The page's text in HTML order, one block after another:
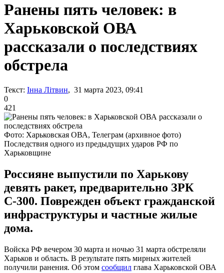
Ранены пять человек: в
Харьковской ОВА
рассказали о последствиях
обстрела
Текст: Інна Літвин, 31 марта 2023, 09:41
0
421
Фото: Харьковская ОВА, Телеграм (архивное фото)
Последствия одного из предыдущих ударов РФ по
Харьковщине
Россияне выпустили по Харькову
девять ракет, предварительно ЗРК
С-300. Поврежден объект гражданской
инфраструктуры и частные жилые
дома.
Войска РФ вечером 30 марта и ночью 31 марта обстреляли
Харьков и область. В результате пять мирных жителей
получили ранения. Об этом сообщил глава Харьковской ОВА